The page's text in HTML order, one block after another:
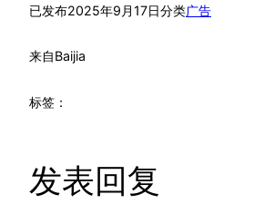
已发布2025年9月17日分类广告
来自Baijia
标签：
发表回复